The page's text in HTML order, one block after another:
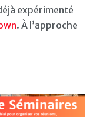
expérimenté
. À l’approche